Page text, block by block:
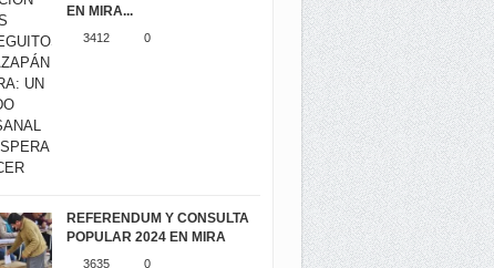
EN MIRA...
3412 0
REFERENDUM Y CONSULTA
POPULAR 2024 EN MIRA
3635 0